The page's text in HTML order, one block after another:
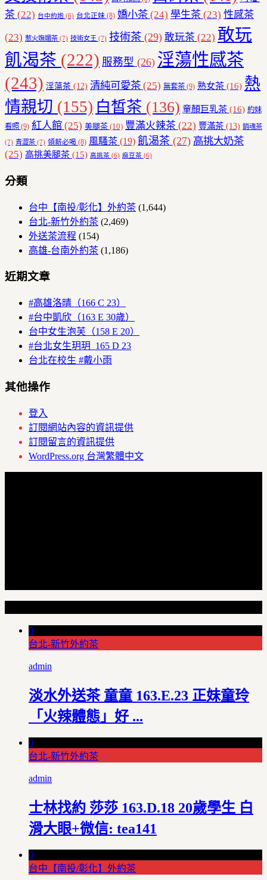
茶 (22) 台中約炮 (6) 台北正妹 (8) 嬌小茶 (24) 學生茶 (23) 性感茶
(23) 惹火嫵媚茶 (7) 技術女王 (7) 技術茶 (29) 敢玩茶 (22) 敢玩
飢渴茶 (222) 服務型 (26) 淫蕩性感茶
(243) 淫蕩茶 (12) 清純可愛茶 (25) 無套茶 (9) 熟女茶 (16) 熱
情親切 (155) 白皙茶 (136) 童顏巨乳茶 (16) 約妹
看照 (9) 紅人館 (25) 美腿茶 (10) 豐滿火辣茶 (22) 豐滿茶 (13) 銷魂茶
(7) 青澀茶 (7) 領薪必喝 (8) 風騷茶 (19) 飢渴茶 (27) 高挑大奶茶
(25) 高挑美腿茶 (15) 高挑茶 (6) 麻豆茶 (6)
分類
台中【南投/彰化】外約茶 (1,644)
台北-新竹外約茶 (2,469)
外送茶流程 (154)
高雄-台南外約茶 (1,186)
近期文章
#高雄洛晴（166 C 23）
#台中凱欣（163 E 30歲）
台中女生泡芙（158 E 20）
#台北女生玥玥 165 D 23
台北在校生 #戴小雨
其他操作
登入
訂閱網站內容的資訊提供
訂閱留言的資訊提供
WordPress.org 台灣繁體中文
0
台北-新竹外約茶
admin
淡水外送茶 童童 163.E.23 正妹童玲
「火辣體態」好 ...
0
台北-新竹外約茶
admin
士林找約 莎莎 163.D.18 20歲學生 白
滑大眼+微信: tea141
0
台中【南投/彰化】外約茶